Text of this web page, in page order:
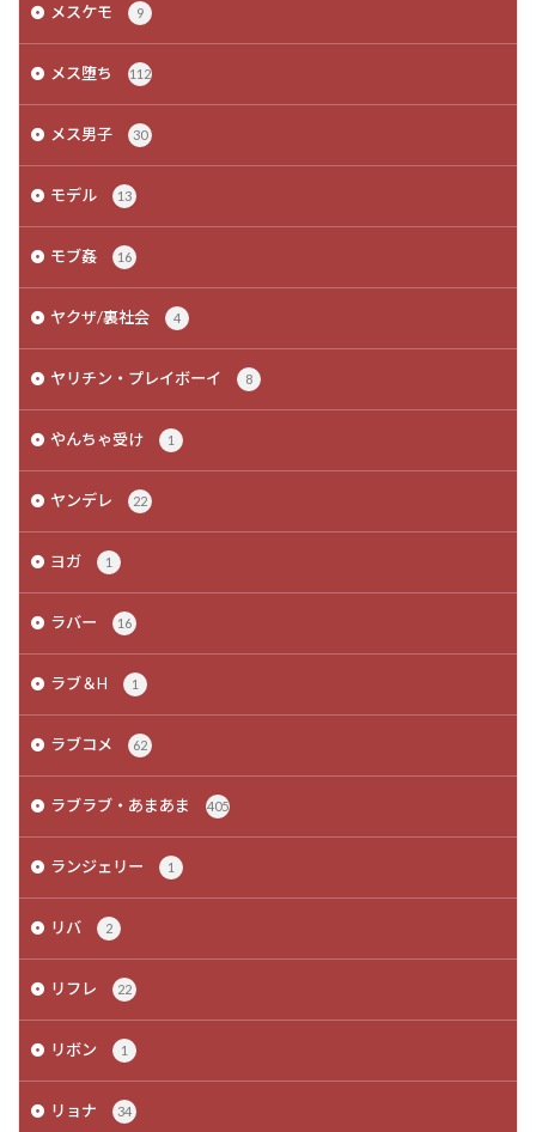
メスケモ 9
メス堕ち 112
メス男子 30
モデル 13
モブ姦 16
ヤクザ/裏社会 4
ヤリチン・プレイボーイ 8
やんちゃ受け 1
ヤンデレ 22
ヨガ 1
ラバー 16
ラブ＆H 1
ラブコメ 62
ラブラブ・あまあま 405
ランジェリー 1
リバ 2
リフレ 22
リボン 1
リョナ 34